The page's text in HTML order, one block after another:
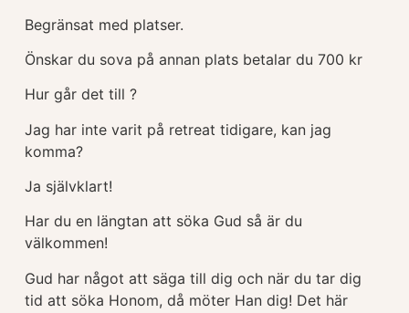
Begränsat med platser.
Önskar du sova på annan plats betalar du 700 kr
Hur går det till ?
Jag har inte varit på retreat tidigare, kan jag
komma?
Ja självklart!
Har du en längtan att söka Gud så är du
välkommen!
Gud har något att säga till dig och när du tar dig
tid att söka Honom, då möter Han dig! Det här